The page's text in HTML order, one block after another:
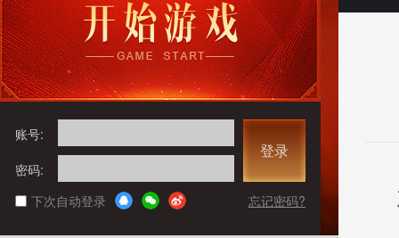
账号:
密码:
登录
下次自动登录 忘记密码?